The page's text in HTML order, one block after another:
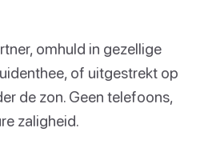
omhuld in gezellige
of uitgestrekt op
de zon. Geen telefoons,
zaligheid.